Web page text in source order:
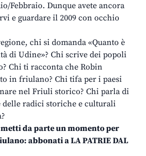
Febbraio. Dunque avete ancora
e guardare il 2009 con occhio
chi si domanda «Quanto è
di Udine»? Chi scrive dei popoli
Chi ti racconta che Robin
in friulano? Chi tifa per i paesi
nel Friuli storico? Chi parla di
delle radici storiche e culturali
da parte un momento per
abbonati a LA PATRIE DAL